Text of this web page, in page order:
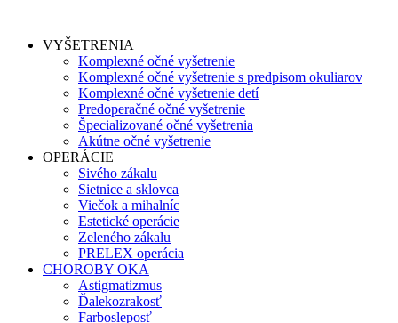
VYŠETRENIA
Komplexné očné vyšetrenie
Komplexné očné vyšetrenie s predpisom okuliarov
Komplexné očné vyšetrenie detí
Predoperačné očné vyšetrenie
Špecializované očné vyšetrenia
Akútne očné vyšetrenie
OPERÁCIE
Sivého zákalu
Sietnice a sklovca
Viečok a mihalníc
Estetické operácie
Zeleného zákalu
PRELEX operácia
CHOROBY OKA
Astigmatizmus
Ďalekozrakosť
Farbosleposť